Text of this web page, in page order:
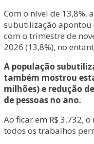
Com o nível de 13,8%,
subutilização
com o trimestre de
2026 (13,8%), no
A população
também mostrou
milhões) e redução
de pessoas no ano.
Ao ficar em R$ 3.732,
todos os trabalhos